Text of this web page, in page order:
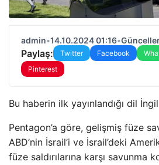
admin•14.10.2024 01:16•
Paylaş: Twitter Facebook
Pinterest
Bu haberin ilk yayınlandığı dil
Pentagon’a göre, gelişmiş füze
ABD’nin İsrail’i ve İsrail’deki
füze saldırılarına karşı savunma